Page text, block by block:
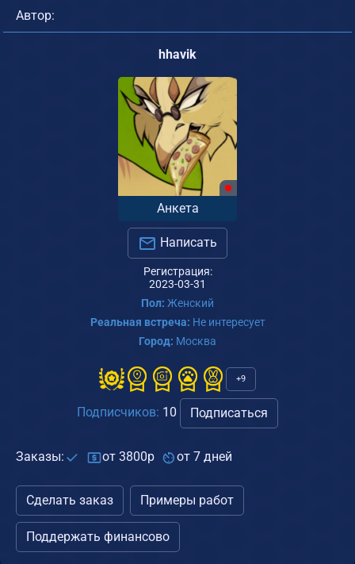
Автор:
hhavik
Анкета
Написать
Регистрация:
2023-03-31
Пол: Женский
Реальная встреча: Не интересует
Город: Москва
+9
Подписчиков: 10 Подписаться
Заказы: от 3800р от 7 дней
Сделать заказ Примеры работ
Поддержать финансово